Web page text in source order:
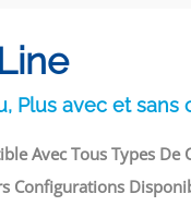
Plus avec et sans
Avec Tous Types De
Configurations